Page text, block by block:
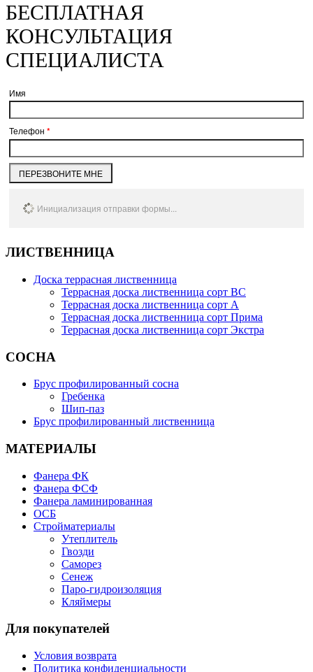
БЕСПЛАТНАЯ
КОНСУЛЬТАЦИЯ
СПЕЦИАЛИСТА
Имя
Телефон *
ПЕРЕЗВОНИТЕ МНЕ
Инициализация отправки формы...
ЛИСТВЕННИЦА
Доска террасная лиственница
Террасная доска лиственница сорт BC
Террасная доска лиственница сорт А
Террасная доска лиственница сорт Прима
Террасная доска лиственница сорт Экстра
СОСНА
Брус профилированный сосна
Гребенка
Шип-паз
Брус профилированный лиственница
МАТЕРИАЛЫ
Фанера ФК
Фанера ФСФ
Фанера ламинированная
ОСБ
Стройматериалы
Утеплитель
Гвозди
Саморез
Сенеж
Паро-гидроизоляция
Кляймеры
Для покупателей
Условия возврата
Политика конфиденциальности